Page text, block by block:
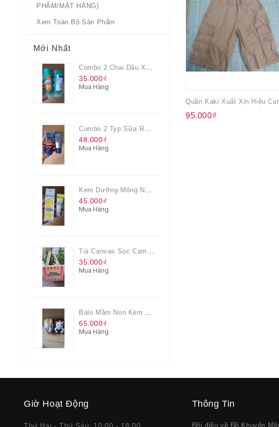
PHẨM/MẶT HÀNG)
Xem Toàn Bộ Sản Phẩm
Mới Nhất
Combo 2 Chai Dầu Xả Rejoice 3IN1 Siêu Mềm Mượt Chai 60ML
35.000₫
Mua Hàng
Combo 2 Typ Sữa Rửa Mặt Nivea Men Giúp Giảm Mụn, Giảm Hư Tổn Da
48.000₫
Mua Hàng
Kem Dưỡng Mỏng Nhẹ Cấp Ẩm & Sáng Da Vitamin C 20ml
45.000₫
Mua Hàng
Túi Canvas Sọc Cam Có Dây Kéo
35.000₫
Mua Hàng
Balo Mầm Non Kèm Thú Bông Cho Bé
65.000₫
Mua Hàng
95.000₫
Giờ Hoạt Động Thông Tin
Đôi điều về Đồ Khuyến Mãi